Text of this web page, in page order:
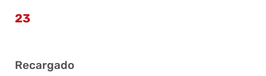
23
Recargado